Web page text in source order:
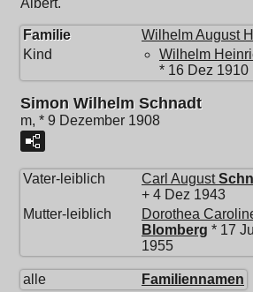
Albert.
Familie Wilhelm August
Kind
Wilhelm
* 16 Dez 1910
Simon Wilhelm Schnadt
m, * 9 Dezember 1908
Vater-leiblich Carl August
+ 4 Dez 1943
Mutter-leiblich
Dorothea
Blomberg * 17
1955
alle Familiennamen